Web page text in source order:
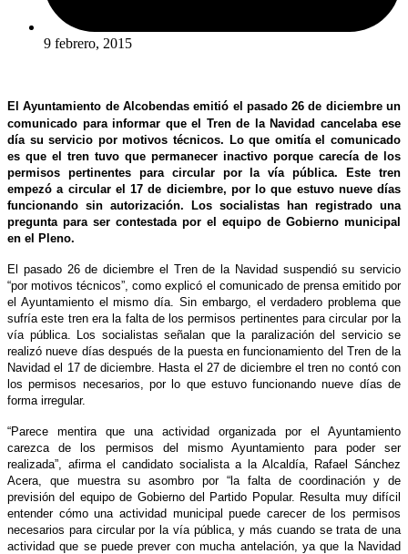
9 febrero, 2015
El Ayuntamiento de Alcobendas emitió el pasado 26 de diciembre un
comunicado para informar que el Tren de la Navidad cancelaba ese
día su servicio por motivos técnicos. Lo que omitía el comunicado
es que el tren tuvo que permanecer inactivo porque carecía de los
permisos pertinentes para circular por la vía pública. Este tren
empezó a circular el 17 de diciembre, por lo que estuvo nueve días
funcionando sin autorización. Los socialistas han registrado una
pregunta para ser contestada por el equipo de Gobierno municipal
en el Pleno.
El pasado 26 de diciembre el Tren de la Navidad suspendió su servicio
“por motivos técnicos”, como explicó el comunicado de prensa emitido por
el Ayuntamiento el mismo día. Sin embargo, el verdadero problema que
sufría este tren era la falta de los permisos pertinentes para circular por la
vía pública. Los socialistas señalan que la paralización del servicio se
realizó nueve días después de la puesta en funcionamiento del Tren de la
Navidad el 17 de diciembre. Hasta el 27 de diciembre el tren no contó con
los permisos necesarios, por lo que estuvo funcionando nueve días de
forma irregular.
“Parece mentira que una actividad organizada por el Ayuntamiento
carezca de los permisos del mismo Ayuntamiento para poder ser
realizada”, afirma el candidato socialista a la Alcaldía, Rafael Sánchez
Acera, que muestra su asombro por “la falta de coordinación y de
previsión del equipo de Gobierno del Partido Popular. Resulta muy difícil
entender cómo una actividad municipal puede carecer de los permisos
necesarios para circular por la vía pública, y más cuando se trata de una
actividad que se puede prever con mucha antelación, ya que la Navidad